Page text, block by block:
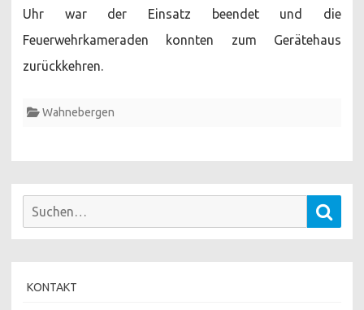
Uhr war der Einsatz beendet und die
Feuerwehrkameraden konnten zum Gerätehaus
zurückkehren.
Wahnebergen
Suchen
KONTAKT